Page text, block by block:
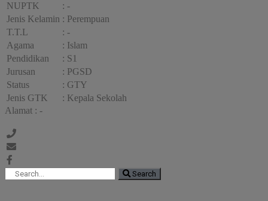
NUPTK
: -
Jenis Kelamin : Perempuan
T.T.L
: -
Agama
: Islam
Pendidikan
: S1
Jurusan
: PGSD
Status
: GTY
Jenis GTK
: Kepala Sekolah
Alamat : -
Search